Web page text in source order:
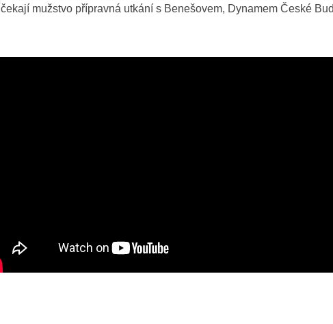
čekají mužstvo přípravná utkání s Benešovem, Dynamem České